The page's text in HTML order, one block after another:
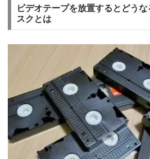
ビデオテープを放置するとどうな
スクとは